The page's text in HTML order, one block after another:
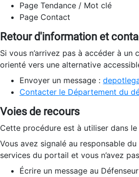
Page Tendance / Mot clé
Page Contact
Retour d'information et
Si vous n’arrivez pas à accéder à
orienté vers une alternative
Envoyer un message :
Contacter le Département du
Voies de recours
Cette procédure est à utiliser dans le
Vous avez signalé au responsable
services du portail et vous n’avez
Écrire un message au